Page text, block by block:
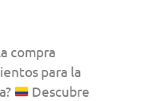
compra
para la
Descubre